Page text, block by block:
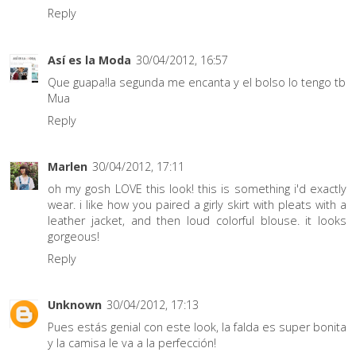
Reply
Así es la Moda 30/04/2012, 16:57
Que guapa!la segunda me encanta y el bolso lo tengo tb
Mua
Reply
Marlen 30/04/2012, 17:11
oh my gosh LOVE this look! this is something i'd exactly
wear. i like how you paired a girly skirt with pleats with a
leather jacket, and then loud colorful blouse. it looks
gorgeous!
Reply
Unknown 30/04/2012, 17:13
Pues estás genial con este look, la falda es super bonita
y la camisa le va a la perfección!